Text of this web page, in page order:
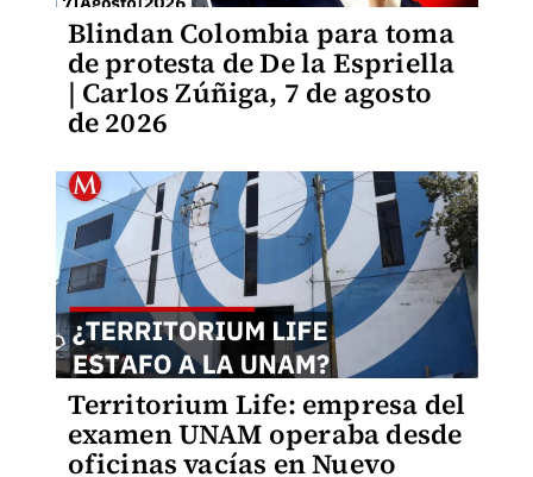
Blindan Colombia para toma
de protesta de De la Espriella
| Carlos Zúñiga, 7 de agosto
de 2026
Territorium Life: empresa del
examen UNAM operaba desde
oficinas vacías en Nuevo